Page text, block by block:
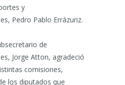
y
Pedro Pablo Errázuriz.
de
Jorge Atton, agradeció
comisiones,
los diputados que